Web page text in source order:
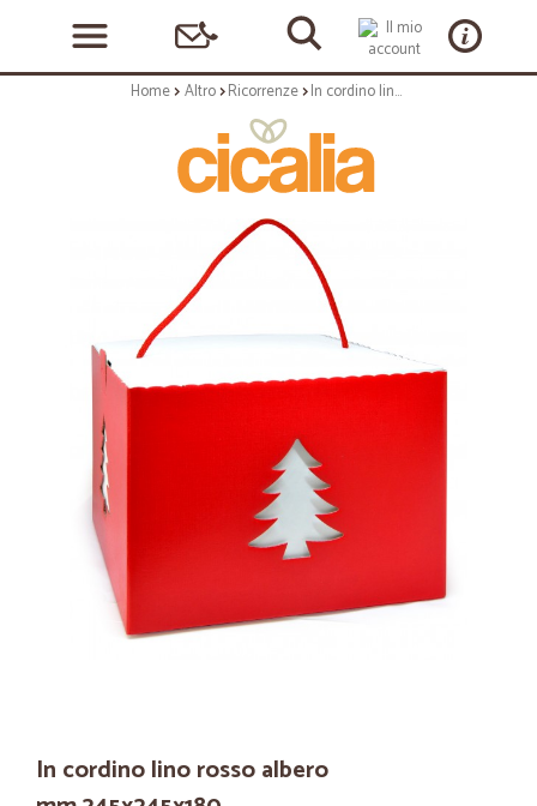
Home Altro Ricorrenze In cordino lino rosso albero mm.245x245x180
In cordino lino rosso albero